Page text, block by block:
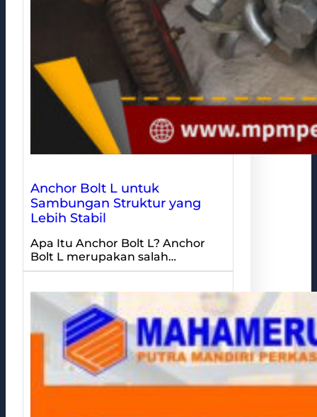
Anchor Bolt L untuk
Sambungan Struktur yang
Lebih Stabil
Apa Itu Anchor Bolt L? Anchor
Bolt L merupakan salah…